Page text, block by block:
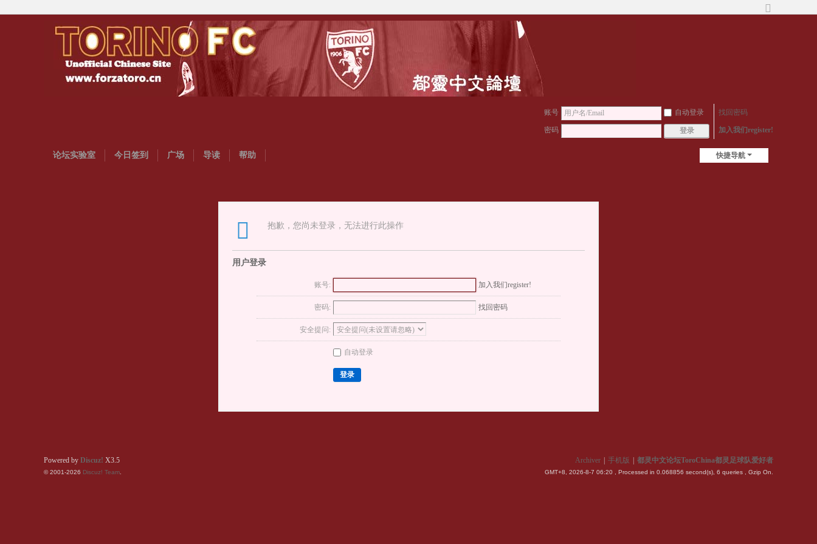
账号 自动登录 找回密码
密码 登录 加入我们register!
快捷导航
论坛实验室 今日签到 广场 导读 帮助
抱歉，您尚未登录，无法进行此操作
用户登录
账号: 加入我们register!
密码: 找回密码
安全提问:
自动登录
登录
Archiver 手机版 都灵中文论坛ToroChina都灵足球队爱好者
GMT+8, 2026-8-7 06:20 , Processed in 0.068856 second(s), 6 queries , Gzip On.
Powered by Discuz! X3.5
© 2001-2026 Discuz! Team